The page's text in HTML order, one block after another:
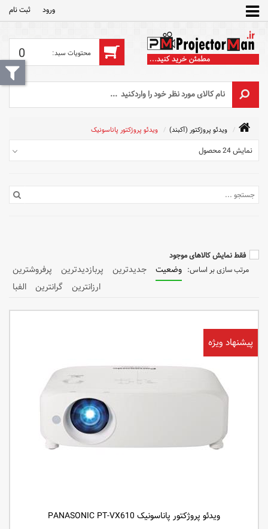
ورود ثبت‌ نام
0
ویدئو پروژکتور (آکبند) ویدئو پروژکتور پاناسونیک
نمایش 24 محصول
فقط نمایش کالاهای موجود
وضعیت جدیدترین پربازدیدترین
پرفروشترین
ارزانترین
گرانترین الفبا
پیشنهاد ویژه
ویدئو پروژکتور پاناسونیک PANASONIC PT-VX610